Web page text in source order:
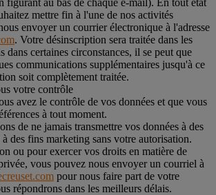
mettre fin à l'une de nos activités
envoyer un courrier électronique à l'adresse
. Votre désinscription sera traitée dans les
dans certaines circonstances, il se peut que
communications supplémentaires jusqu'à ce
soit complètement traitée.
votre contrôle
avez le contrôle de vos données et que vous
à tout moment.
de ne jamais transmettre vos données à des
des fins marketing sans votre autorisation.
ou pour exercer vos droits en matière de
vous pouvez nous envoyer un courriel à
pour nous faire part de votre
répondrons dans les meilleurs délais.